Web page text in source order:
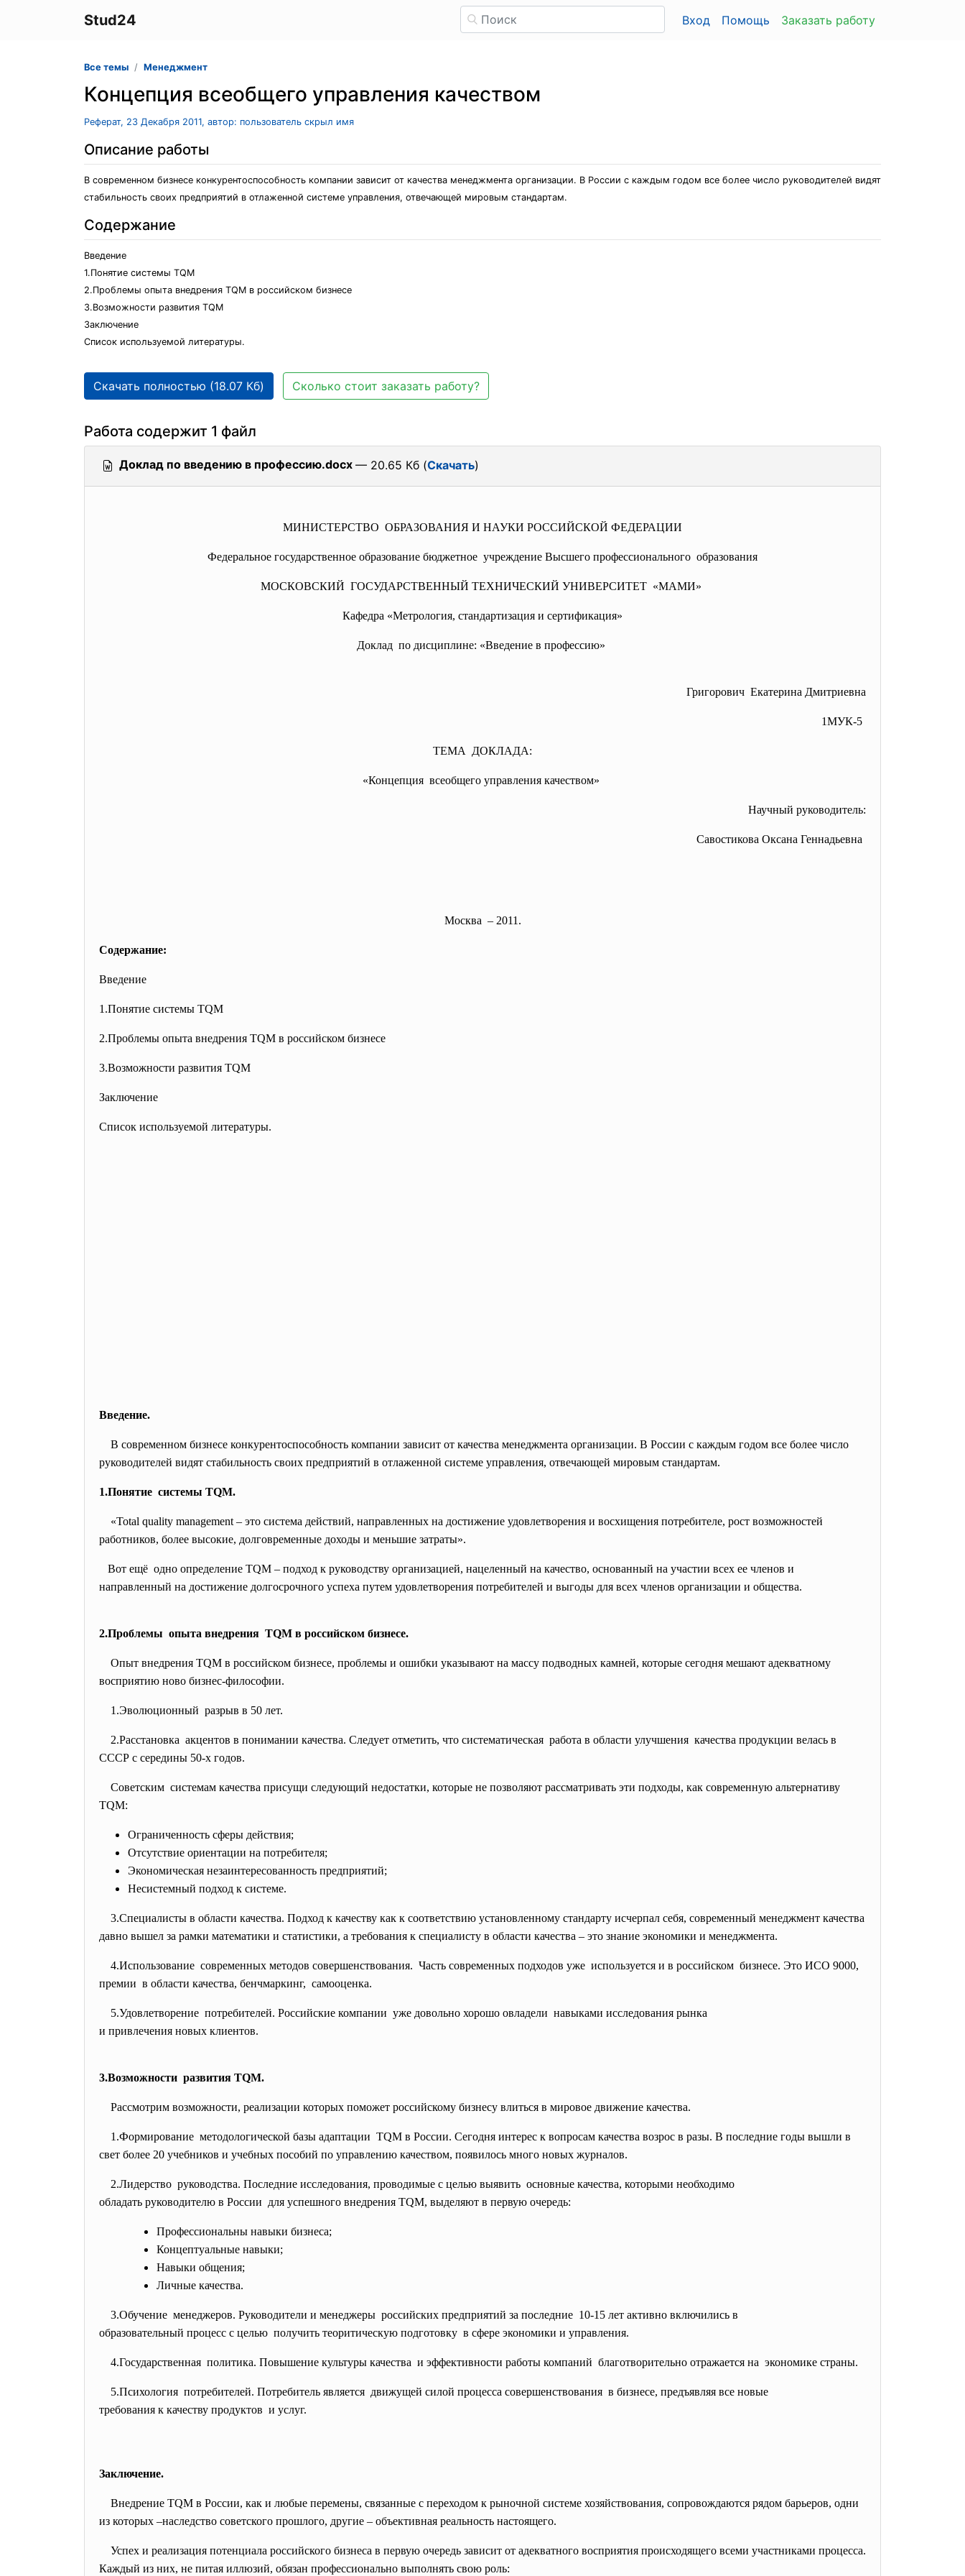
Stud24 Вход Помощь Заказать работу
Все темы Менеджмент
Концепция всеобщего управления качеством
Реферат, 23 Декабря 2011, автор: пользователь скрыл имя
Описание работы
В современном бизнесе конкурентоспособность компании зависит от качества менеджмента организации. В России с каждым годом все более число руководителей видят
стабильность своих предприятий в отлаженной системе управления, отвечающей мировым стандартам.
Содержание
Введение
1.Понятие системы TQM
2.Проблемы опыта внедрения TQM в российском бизнесе
3.Возможности развития TQM
Заключение
Список используемой литературы.
Скачать полностью (18.07 Кб) Сколько стоит заказать работу?
Работа содержит 1 файл
Доклад по введению в профессию.docx — 20.65 Кб (Скачать)
МИНИСТЕРСТВО ОБРАЗОВАНИЯ И НАУКИ РОССИЙСКОЙ ФЕДЕРАЦИИ
Федеральное государственное образование бюджетное учреждение Высшего профессионального образования
МОСКОВСКИЙ ГОСУДАРСТВЕННЫЙ ТЕХНИЧЕСКИЙ УНИВЕРСИТЕТ «МАМИ»
Кафедра «Метрология, стандартизация и сертификация»
Доклад по дисциплине: «Введение в профессию»
Григорович Екатерина Дмитриевна
1МУК-5
ТЕМА ДОКЛАДА:
«Концепция всеобщего управления качеством»
Научный руководитель:
Савостикова Оксана Геннадьевна
Москва – 2011.
Содержание:
Введение
1.Понятие системы TQM
2.Проблемы опыта внедрения TQM в российском бизнесе
3.Возможности развития TQM
Заключение
Список используемой литературы.
Введение.
В современном бизнесе конкурентоспособность компании зависит от качества менеджмента организации. В России с каждым годом все более число
руководителей видят стабильность своих предприятий в отлаженной системе управления, отвечающей мировым стандартам.
1.Понятие системы TQM.
«Total quality management – это система действий, направленных на достижение удовлетворения и восхищения потребителе, рост возможностей
работников, более высокие, долговременные доходы и меньшие затраты».
Вот ещё одно определение TQM – подход к руководству организацией, нацеленный на качество, основанный на участии всех ее членов и
направленный на достижение долгосрочного успеха путем удовлетворения потребителей и выгоды для всех членов организации и общества.
2.Проблемы опыта внедрения TQM в российском бизнесе.
Опыт внедрения TQM в российском бизнесе, проблемы и ошибки указывают на массу подводных камней, которые сегодня мешают адекватному
восприятию ново бизнес-философии.
1.Эволюционный разрыв в 50 лет.
2.Расстановка акцентов в понимании качества. Следует отметить, что систематическая работа в области улучшения качества продукции велась в
СССР с середины 50-х годов.
Советским системам качества присущи следующий недостатки, которые не позволяют рассматривать эти подходы, как современную альтернативу
TQM:
Ограниченность сферы действия;
Отсутствие ориентации на потребителя;
Экономическая незаинтересованность предприятий;
Несистемный подход к системе.
3.Специалисты в области качества. Подход к качеству как к соответствию установленному стандарту исчерпал себя, современный менеджмент качества
давно вышел за рамки математики и статистики, а требования к специалисту в области качества – это знание экономики и менеджмента.
4.Использование современных методов совершенствования. Часть современных подходов уже используется и в российском бизнесе. Это ИСО 9000,
премии в области качества, бенчмаркинг, самооценка.
5.Удовлетворение потребителей. Российские компании уже довольно хорошо овладели навыками исследования рынка
и привлечения новых клиентов.
3.Возможности развития TQM.
Рассмотрим возможности, реализации которых поможет российскому бизнесу влиться в мировое движение качества.
1.Формирование методологической базы адаптации TQM в России. Сегодня интерес к вопросам качества возрос в разы. В последние годы вышли в
свет более 20 учебников и учебных пособий по управлению качеством, появилось много новых журналов.
2.Лидерство руководства. Последние исследования, проводимые с целью выявить основные качества, которыми необходимо
обладать руководителю в России для успешного внедрения TQM, выделяют в первую очередь:
Профессиональны навыки бизнеса;
Концептуальные навыки;
Навыки общения;
Личные качества.
3.Обучение менеджеров. Руководители и менеджеры российских предприятий за последние 10-15 лет активно включились в
образовательный процесс с целью получить теоритическую подготовку в сфере экономики и управления.
4.Государственная политика. Повышение культуры качества и эффективности работы компаний благотворительно отражается на экономике страны.
5.Психология потребителей. Потребитель является движущей силой процесса совершенствования в бизнесе, предъявляя все новые
требования к качеству продуктов и услуг.
Заключение.
Внедрение TQM в России, как и любые перемены, связанные с переходом к рыночной системе хозяйствования, сопровождаются рядом барьеров, одни
из которых –наследство советского прошлого, другие – объективная реальность настоящего.
Успех и реализация потенциала российского бизнеса в первую очередь зависит от адекватного восприятия происходящего всеми участниками процесса.
Каждый из них, не питая иллюзий, обязан профессионально выполнять свою роль: